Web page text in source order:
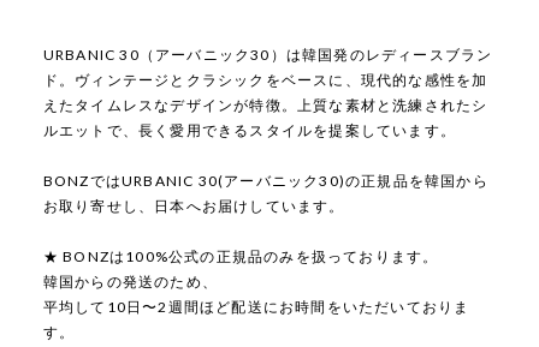
URBANIC 30（アーバニック30）は韓国発のレディースブラン
ド。ヴィンテージとクラシックをベースに、現代的な感性を加
えたタイムレスなデザインが特徴。上質な素材と洗練されたシ
ルエットで、長く愛用できるスタイルを提案しています。
BONZではURBANIC 30(アーバニック30)の正規品を韓国から
お取り寄せし、日本へお届けしています。
★ BONZは100%公式の正規品のみを扱っております。
韓国からの発送のため、
平均して10日〜2週間ほど配送にお時間をいただいておりま
す。